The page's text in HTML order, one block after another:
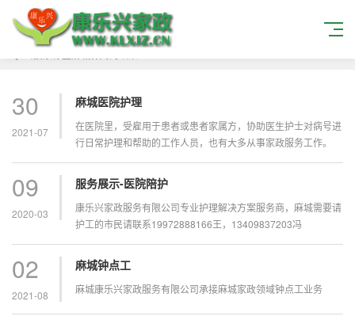
30
2021-07
麻城医院护理
在医院里，受雇用于患者或患者家属方，协助医生护士对病号进
行日常护理和帮助的工作人员，也有大多从事家政服务工作。
09
2020-03
服务展示-医院陪护
康乐兴家政服务有限公司专业护理解决方案服务商，麻城需要请
护工的市民请联系19972888166王，13409837203冯
02
2021-08
麻城钟点工
麻城康乐兴家政服务有限公司承接麻城家政领域钟点工业务